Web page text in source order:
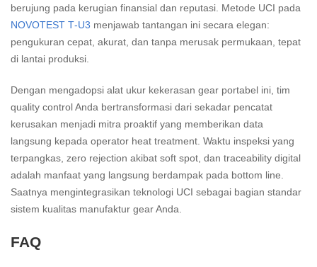
berujung pada kerugian finansial dan reputasi. Metode UCI pada
NOVOTEST T‑U3 menjawab tantangan ini secara elegan:
pengukuran cepat, akurat, dan tanpa merusak permukaan, tepat
di lantai produksi.
Dengan mengadopsi alat ukur kekerasan gear portabel ini, tim
quality control Anda bertransformasi dari sekadar pencatat
kerusakan menjadi mitra proaktif yang memberikan data
langsung kepada operator heat treatment. Waktu inspeksi yang
terpangkas, zero rejection akibat soft spot, dan traceability digital
adalah manfaat yang langsung berdampak pada bottom line.
Saatnya mengintegrasikan teknologi UCI sebagai bagian standar
sistem kualitas manufaktur gear Anda.
FAQ